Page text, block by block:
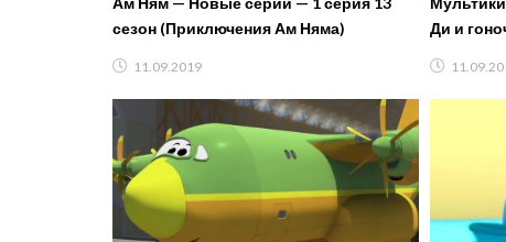
сезон (Приключения Ам Няма)
11.09.2019
Ди и